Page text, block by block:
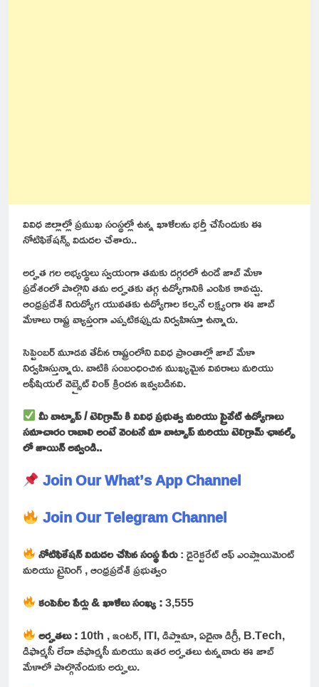
వివిధ జిల్లాల్లో ప్రముఖ సంస్థల్లో ఉన్న ఖాళీలను భర్తీ చేసేందుకు ఈ
నోటిఫికేషన్స్ విడుదల చేశారు..
అర్హత గల అభ్యర్థులు స్వయంగా తమకు దగ్గరలో ఉండే జాబ్ మేళా
ప్రదేశంలో పాల్గొని తమ అర్హతకు తగ్గ ఉద్యోగానికి ఎంపిక కావచ్చు.
ఆంధ్రప్రదేశ్ నిరుద్యోగ యువతకు ఉద్యోగాల కల్పనే లక్ష్యంగా ఈ జాబ్
మేళాలు రాష్ట్ర వ్యాప్తంగా ఎప్పటికప్పుడు నిర్వహిస్తూ ఉన్నారు.
సెప్టెంబర్ మూడవ తేదీన రాష్ట్రంలోని వివిధ ప్రాంతాల్లో జాబ్ మేళా
నిర్వహిస్తున్నారు. వాటికి సంబంధించిన ముఖ్యమైన వివరాలు మరియు
అఫీషియల్ వెబ్సైట్ లింక్ క్రిందన ఇవ్వబడినవి.
మీ వాట్సాప్ / టెలిగ్రామ్ కి వివిధ ప్రభుత్వ మరియు ప్రైవేట్ ఉద్యోగాలు
సమాచారం రావాలి అంటే వెంటనే మా వాట్సాప్ మరియు టెలిగ్రామ్ ఛానల్స్
లో జాయిన్ అవ్వండి..
Join Our What’s App Channel
Join Our Telegram Channel
నోటిఫికేషన్ విడుదల చేసిన సంస్థ పేరు: డైరెక్టరేట్ ఆఫ్ ఎంప్లాయిమెంట్
మరియు ట్రైనింగ్ , ఆంధ్రప్రదేశ్ ప్రభుత్వం
కంపెనీల పేర్లు & ఖాళీలు సంఖ్య :3,555
అర్హతలు :10th , ఇంటర్, ITI, డిప్లొమా, ఏదైనా డిగ్రీ, B.Tech,
డిఫార్మసీ లేదా బీఫార్మసీ మరియు ఇతర అర్హతలు ఉన్నవారు ఈ జాబ్
మేళాలో పాల్గొనేందుకు అర్హులు.